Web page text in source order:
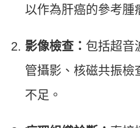
以作為肝癌的參考腫
影像檢查： 包括超音
管攝影、核磁共振檢
不足。